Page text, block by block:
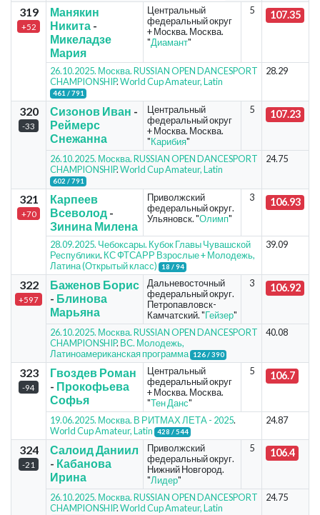
319
+52
Манякин
Никита-
Микеладзе
Мария
Центральный
федеральный округ
+ Москва. Москва.
"Диамант"
5 107.35
26.10.2025. Москва. RUSSIAN OPEN DANCESPORT
CHAMPIONSHIP.World Cup Amateur, Latin
461 / 791
28.29
320
-33
Сизонов Иван -
Реймерс
Снежанна
Центральный
федеральный округ
+ Москва. Москва.
"Карибия"
5 107.23
26.10.2025. Москва. RUSSIAN OPEN DANCESPORT
CHAMPIONSHIP.World Cup Amateur, Latin
602 / 791
24.75
321
+70
Карпеев
Всеволод-
Зинина Милена
Приволжский
федеральный округ.
Ульяновск. "Олимп"
3 106.93
28.09.2025. Чебоксары. Кубок Главы Чувашской
Республики. КС ФТСАРР Взрослые + Молодежь,
Латина (Открытый класс)
18 / 94
39.09
322
+597
Баженов Борис
- Блинова
Марьяна
Дальневосточный
федеральный округ.
Петропавловск-
Камчатский. "Гейзер"
3 106.92
26.10.2025. Москва. RUSSIAN OPEN DANCESPORT
CHAMPIONSHIP. ВС. Молодежь,
Латиноамериканская программа
126 / 390
40.08
323
-94
Гвоздев Роман
- Прокофьева
Софья
Центральный
федеральный округ
+ Москва. Москва.
"Тен Данс"
5 106.7
19.06.2025. Москва. В РИТМАХ ЛЕТА - 2025.
World Cup Amateur, Latin
428 / 544
24.87
324
-21
Салоид Даниил
- Кабанова
Ирина
Приволжский
федеральный округ.
Нижний Новгород.
"Лидер"
5 106.4
26.10.2025. Москва. RUSSIAN OPEN DANCESPORT
CHAMPIONSHIP.World Cup Amateur, Latin
24.75